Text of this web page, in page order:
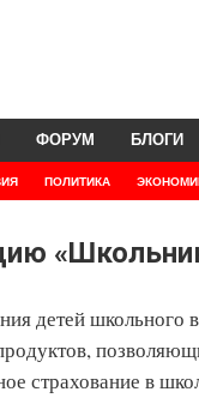
ПОЛИТИКА
ФОРУМ БЛОГИ
детей школьного
страхование в